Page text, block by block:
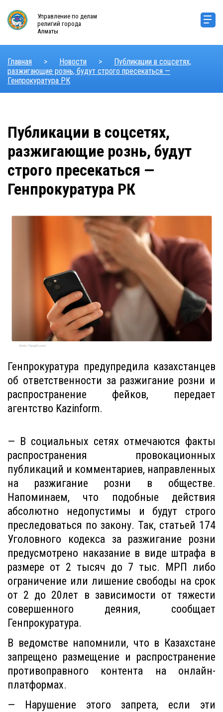
Управление по делам
религий города
Алматы
Главная > Новости >
Публикации в соцсетях,
разжигающие рознь, будут строго пресекаться —
Генпрокуратура РК
Публикации в соцсетях,
разжигающие рознь, будут
строго пресекаться —
Генпрокуратура РК
Генпрокуратура предупредила казахстанцев
об ответственности за разжигание розни и
распространение фейков, передает
агентство Kazinform.
— В социальных сетях отмечаются факты
распространения провокационных
публикаций и комментариев, направленных
на разжигание розни в обществе.
Напоминаем, что подобные действия
абсолютно недопустимы и будут строго
преследоваться по закону. Так, статьей 174
Уголовного кодекса за разжигание розни
предусмотрено наказание в виде штрафа в
размере от 2 тысяч до 7 тыс. МРП либо
ограничение или лишение свободы на срок
от 2 до 20лет в зависимости от тяжести
совершенного деяния, сообщает
Генпрокуратура.
В ведомстве напомнили, что в Казахстане
запрещено размещение и распространение
противоправного контента на онлайн-
платформах.
— Нарушение этого запрета, если эти